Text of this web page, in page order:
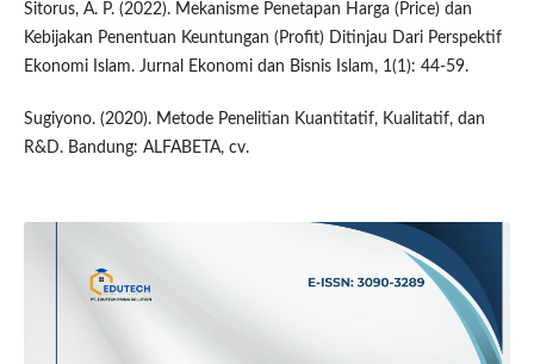
Sitorus, A. P. (2022). Mekanisme Penetapan Harga (Price) dan
Kebijakan Penentuan Keuntungan (Profit) Ditinjau Dari Perspektif
Ekonomi Islam. Jurnal Ekonomi dan Bisnis Islam, 1(1): 44-59.
Sugiyono. (2020). Metode Penelitian Kuantitatif, Kualitatif, dan
R&D. Bandung: ALFABETA, cv.